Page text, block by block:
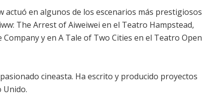
actuó en algunos de los escenarios más prestigiosos
The Arrest of Aiweiwei en el Teatro Hampstead,
y en A Tale of Two Cities en el Teatro Open
cineasta. Ha escrito y producido proyectos
Unido.